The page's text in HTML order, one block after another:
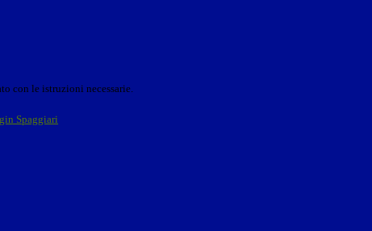
con le istruzioni necessarie.
Spaggiari